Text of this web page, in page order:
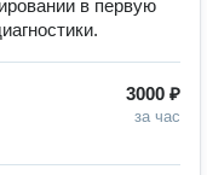
в первую
3000 ₽
за час